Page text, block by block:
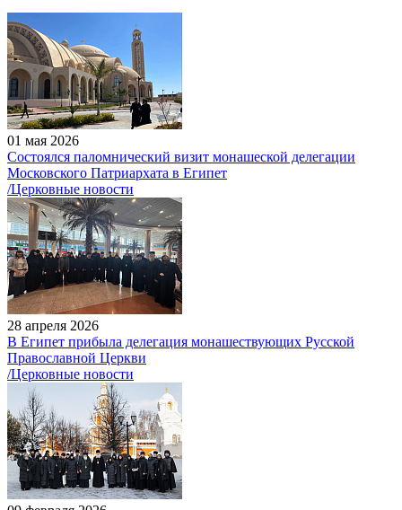
01 мая 2026
Состоялся паломнический визит монашеской делегации
Московского Патриархата в Египет
/Церковные новости
28 апреля 2026
В Египет прибыла делегация монашествующих Русской
Православной Церкви
/Церковные новости